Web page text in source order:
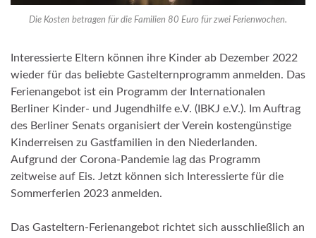
Die Kosten betragen für die Familien 80 Euro für zwei Ferienwochen.
Interessierte Eltern können ihre Kinder ab Dezember 2022
wieder für das beliebte Gastelternprogramm anmelden. Das
Ferienangebot ist ein Programm der Internationalen
Berliner Kinder- und Jugendhilfe e.V. (IBKJ e.V.). Im Auftrag
des Berliner Senats organisiert der Verein kostengünstige
Kinderreisen zu Gastfamilien in den Niederlanden.
Aufgrund der Corona-Pandemie lag das Programm
zeitweise auf Eis. Jetzt können sich Interessierte für die
Sommerferien 2023 anmelden.
Das Gasteltern-Ferienangebot richtet sich ausschließlich an